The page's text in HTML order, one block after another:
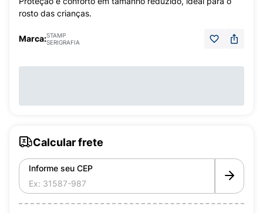
rosto das crianças.
Marca:STAMP
SERIGRAFIA
Calcular frete
Informe seu CEP